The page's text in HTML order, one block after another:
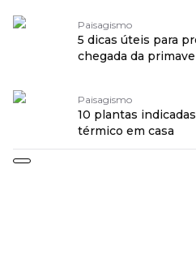
Paisagismo
5 dicas úteis para
chegada da
Paisagismo
10 plantas
térmico em casa